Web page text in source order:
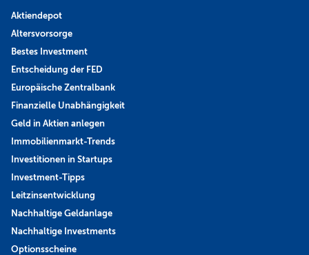
Aktiendepot
Altersvorsorge
Bestes Investment
Entscheidung der FED
Europäische Zentralbank
Finanzielle Unabhängigkeit
Geld in Aktien anlegen
Immobilienmarkt-Trends
Investitionen in Startups
Investment-Tipps
Leitzinsentwicklung
Nachhaltige Geldanlage
Nachhaltige Investments
Optionsscheine